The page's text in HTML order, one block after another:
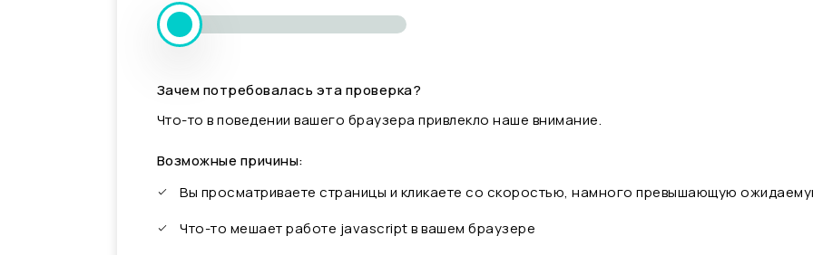
Зачем потребовалась эта проверка?
Что-то в поведении вашего браузера привлекло наше внимание.
Возможные причины:
Вы просматриваете страницы и кликаете со скоростью, намного превышающую
Что-то мешает работе javascript в вашем браузере